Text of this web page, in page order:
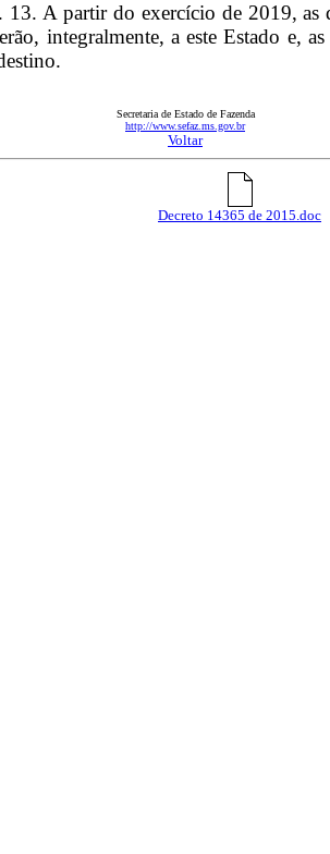
13. A partir do exercício de 2019, as
integralmente, a este Estado e,
Secretaria de Estado de Fazenda
http://www.sefaz.ms.gov.br
Voltar
Decreto 14365 de 2015.doc